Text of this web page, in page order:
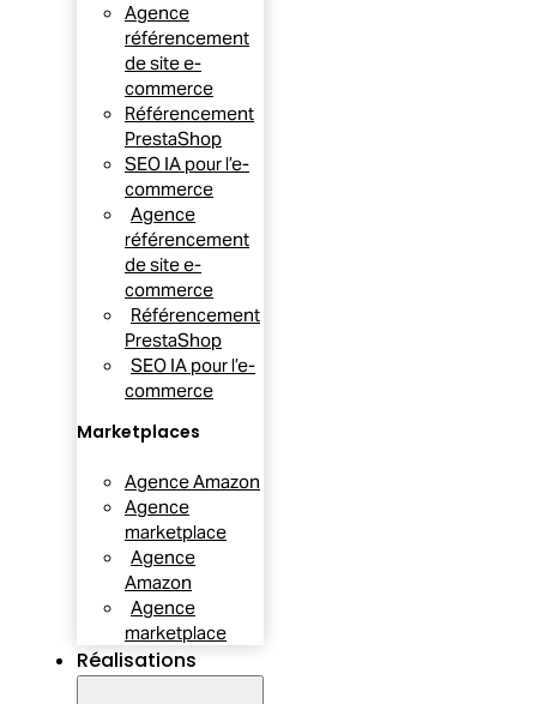
Agence
référencement
de site e-
commerce
Référencement
PrestaShop
SEO IA pour l’e-
commerce
Agence
référencement
de site e-
commerce
Référencement
PrestaShop
SEO IA pour l’e-
commerce
Marketplaces
Agence Amazon
Agence
marketplace
Agence
Amazon
Agence
marketplace
Réalisations